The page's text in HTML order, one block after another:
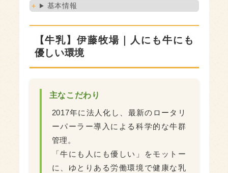
基本情報
【牛乳】伊藤牧場｜人にも牛にも
優しい環境
主なこだわり
2017年に法人化し、最新のロータリ
ーパーラー導入による科学的な牛群
管理。
「牛にも人にも優しい」をモットー
に、ゆとりある労働環境で健康な乳